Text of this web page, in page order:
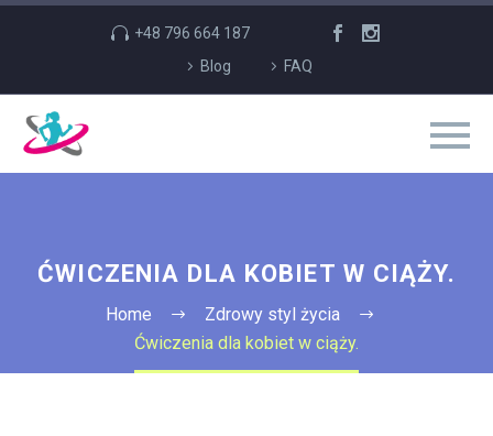
+48 796 664 187
Blog
FAQ
ĆWICZENIA DLA KOBIET W CIĄŻY.
Home
Zdrowy styl życia
Ćwiczenia dla kobiet w ciąży.